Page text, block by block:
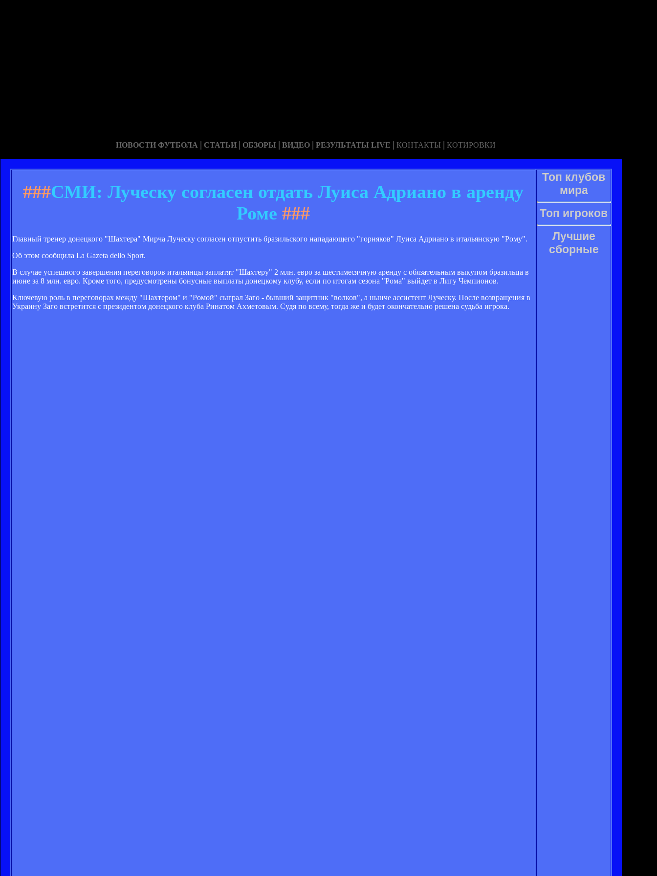
НОВОСТИ ФУТБОЛА | СТАТЬИ | ОБЗОРЫ | ВИДЕО | РЕЗУЛЬТАТЫ LIVE | КОНТАКТЫ | КОТИРОВКИ
###СМИ: Луческу согласен отдать Луиса Адриано в аренду
Роме ###
Главный тренер донецкого "Шахтера" Мирча Луческу согласен отпустить бразильского нападающего "горняков" Луиса Адриано в итальянскую "Рому".
Об этом сообщила La Gazeta dello Sport.
В случае успешного завершения переговоров итальянцы заплатят "Шахтеру" 2 млн. евро за шестимесячную аренду с обязательным выкупом бразильца в
июне за 8 млн. евро. Кроме того, предусмотрены бонусные выплаты донецкому клубу, если по итогам сезона "Рома" выйдет в Лигу Чемпионов.
Ключевую роль в переговорах между "Шахтером" и "Ромой" сыграл Заго - бывший защитник "волков", а нынче ассистент Луческу. После возвращения в
Украину Заго встретится с президентом донецкого клуба Ринатом Ахметовым. Судя по всему, тогда же и будет окончательно решена судьба игрока.
Топ клубов
мира
Топ игроков
Лучшие
сборные